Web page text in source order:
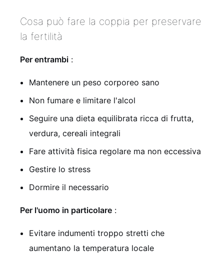
Cosa può fare la coppia per preservare
la fertilità
Per entrambi :
Mantenere un peso corporeo sano
Non fumare e limitare l'alcol
Seguire una dieta equilibrata ricca di frutta,
verdura, cereali integrali
Fare attività fisica regolare ma non eccessiva
Gestire lo stress
Dormire il necessario
Per l'uomo in particolare :
Evitare indumenti troppo stretti che
aumentano la temperatura locale